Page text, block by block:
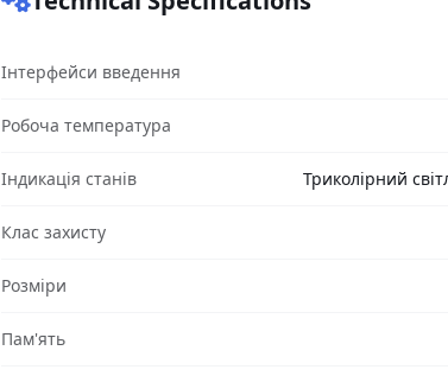
Інтерфейси введення
Робоча температура
Індикація станів Триколірний
Клас захисту
Розміри
Пам'ять